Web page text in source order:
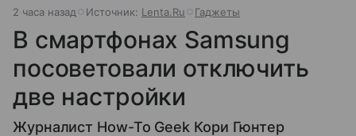
2 часа назад Источник: Lenta.Ru Гаджеты
В смартфонах Samsung
посоветовали отключить
две настройки
Журналист How-To Geek Кори Гюнтер